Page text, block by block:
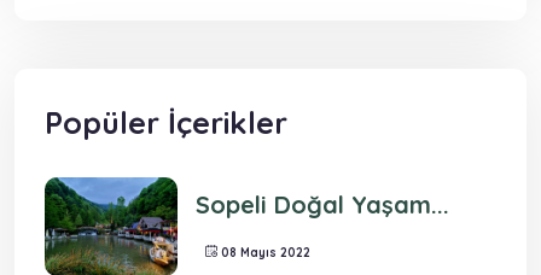
Popüler İçerikler
Sopeli Doğal Yaşam...
08 Mayıs 2022